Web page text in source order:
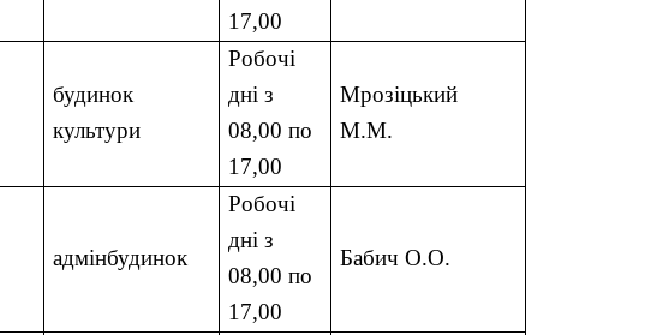
17,00
будинок
культури
Робочі
дні з
08,00 по
17,00
Мрозіцький
М.М.
адмінбудинок
Робочі
дні з
08,00 по
17,00
Бабич О.О.